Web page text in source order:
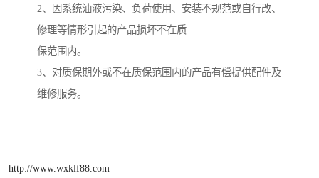
2、因系统油液污染、负荷使用、安装不规范或自行改、
修理等情形引起的产品损坏不在质
保范围内。
3、对质保期外或不在质保范围内的产品有偿提供配件及
维修服务。
http://www.wxklf88.com